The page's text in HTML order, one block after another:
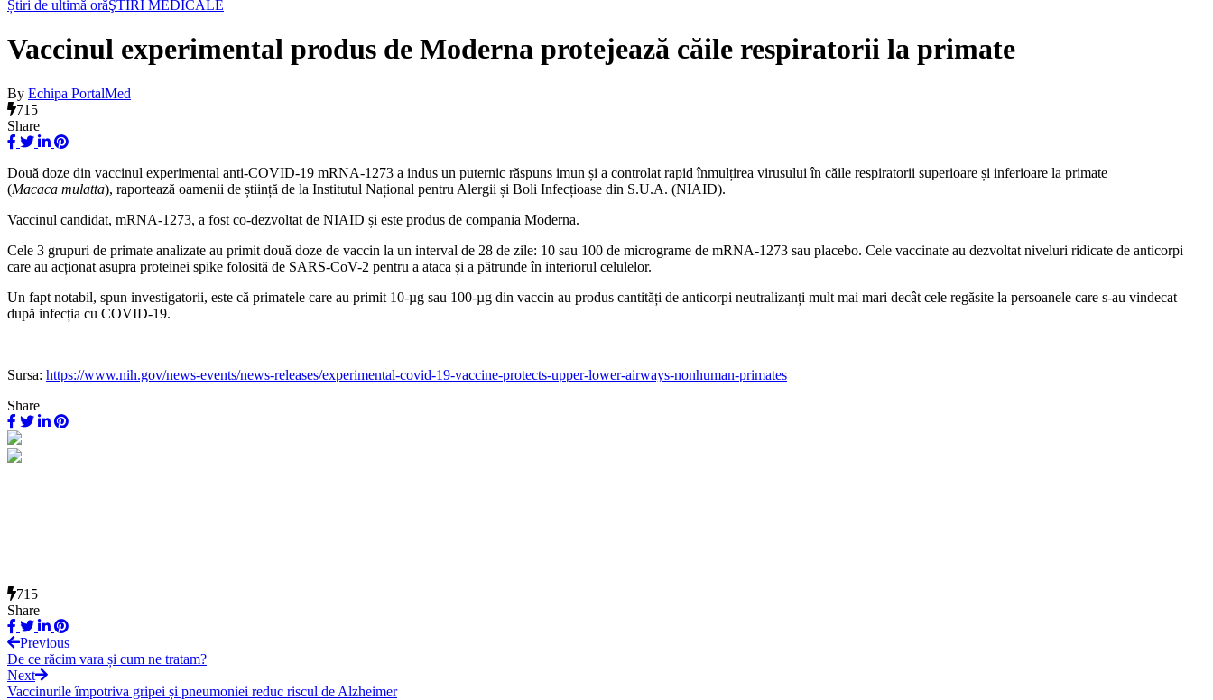
Știri de ultimă orăŞTIRI MEDICALE
Vaccinul experimental produs de Moderna protejează căile respiratorii la primate
By Echipa PortalMed
715
Share
Două doze din vaccinul experimental anti-COVID-19 mRNA-1273 a indus un puternic răspuns imun și a controlat rapid înmulțirea virusului în căile respiratorii superioare și inferioare la primate
(Macaca mulatta), raportează oamenii de știință de la Institutul Național pentru Alergii și Boli Infecțioase din S.U.A. (NIAID).
Vaccinul candidat, mRNA-1273, a fost co-dezvoltat de NIAID și este produs de compania Moderna.
Cele 3 grupuri de primate analizate au primit două doze de vaccin la un interval de 28 de zile: 10 sau 100 de micrograme de mRNA-1273 sau placebo. Cele vaccinate au dezvoltat niveluri ridicate de anticorpi
care au acționat asupra proteinei spike folosită de SARS-CoV-2 pentru a ataca și a pătrunde în interiorul celulelor.
Un fapt notabil, spun investigatorii, este că primatele care au primit 10-µg sau 100-µg din vaccin au produs cantități de anticorpi neutralizanți mult mai mari decât cele regăsite la persoanele care s-au vindecat
după infecția cu COVID-19.
Sursa: https://www.nih.gov/news-events/news-releases/experimental-covid-19-vaccine-protects-upper-lower-airways-nonhuman-primates
Share
715
Share
Previous
De ce răcim vara și cum ne tratam?
Next
Vaccinurile împotriva gripei și pneumoniei reduc riscul de Alzheimer